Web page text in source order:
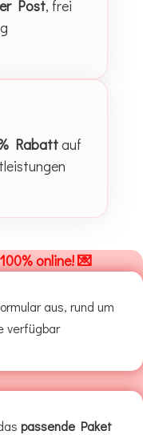
Post, frei
Rabattauf
online! 💌
aus, rund um
verfügbar
passende Paket